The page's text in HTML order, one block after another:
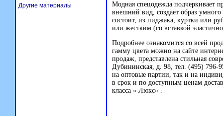
Модная спецодежда подчеркивает
внешний вид, создает образ
состоит, из пиджака, куртки или
или жестким (со вставкой
Подробнее ознакомится со всей
гамму цвета можно на сайте
продаж, представлена стильная
Дубининская, д. 98, тел. (495) 796-
на оптовые партии, так и на
в срок и по доступным ценам
класса « Люкс» .
Другие материалы